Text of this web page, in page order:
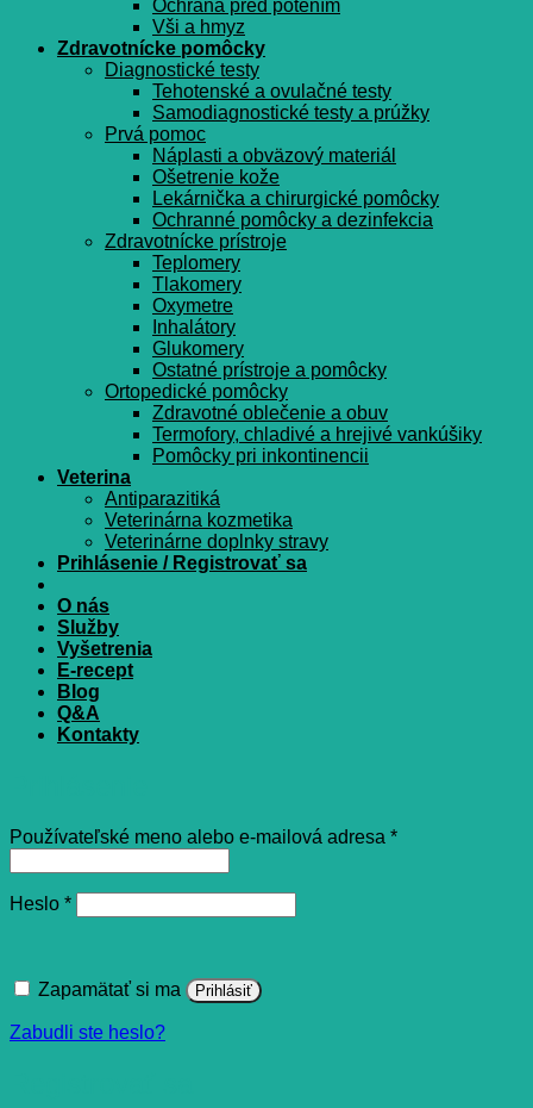
Ochrana pred potením
Vši a hmyz
Zdravotnícke pomôcky
Diagnostické testy
Tehotenské a ovulačné testy
Samodiagnostické testy a prúžky
Prvá pomoc
Náplasti a obväzový materiál
Ošetrenie kože
Lekárnička a chirurgické pomôcky
Ochranné pomôcky a dezinfekcia
Zdravotnícke prístroje
Teplomery
Tlakomery
Oxymetre
Inhalátory
Glukomery
Ostatné prístroje a pomôcky
Ortopedické pomôcky
Zdravotné oblečenie a obuv
Termofory, chladivé a hrejivé vankúšiky
Pomôcky pri inkontinencii
Veterina
Antiparazitiká
Veterinárna kozmetika
Veterinárne doplnky stravy
Prihlásenie / Registrovať sa
O nás
Služby
Vyšetrenia
E-recept
Blog
Q&A
Kontakty
Používateľské meno alebo e-mailová adresa *Povinné
Heslo *Povinné
Zapamätať si ma Prihlásiť
Zabudli ste heslo?